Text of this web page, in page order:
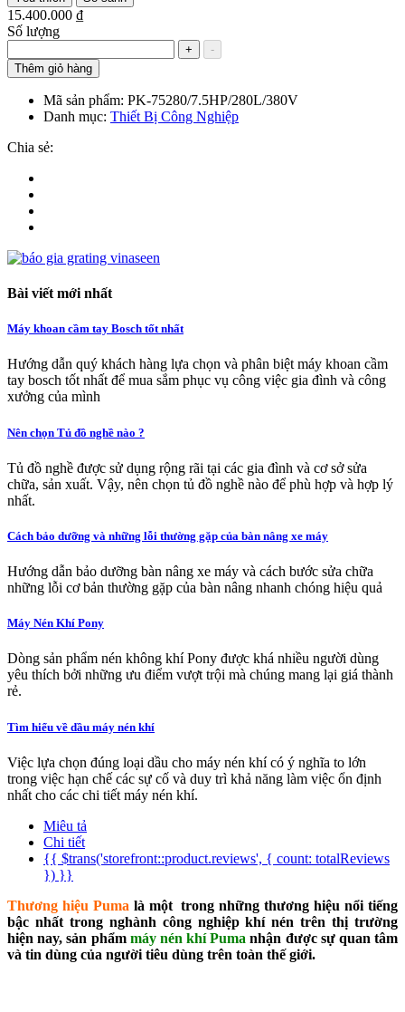
15.400.000 ₫
Số lượng
+
-
Thêm giỏ hàng
Mã sản phẩm: PK-75280/7.5HP/280L/380V
Danh mục: Thiết Bị Công Nghiệp
Chia sẻ:
Bài viết mới nhất
Máy khoan cầm tay Bosch tốt nhất
Hướng dẫn quý khách hàng lựa chọn và phân biệt máy khoan cầm
tay bosch tốt nhất để mua sắm phục vụ công việc gia đình và công
xưởng của mình
Nên chọn Tủ đồ nghề nào ?
Tủ đồ nghề được sử dụng rộng rãi tại các gia đình và cơ sở sửa
chữa, sản xuất. Vậy, nên chọn tủ đồ nghề nào để phù hợp và hợp lý
nhất.
Cách bảo dưỡng và những lỗi thường gặp của bàn nâng xe máy
Hướng dẫn bảo dưỡng bàn nâng xe máy và cách bước sửa chữa
những lỗi cơ bản thường gặp của bàn nâng nhanh chóng hiệu quả
Máy Nén Khí Pony
Dòng sản phẩm nén không khí Pony được khá nhiều người dùng
yêu thích bởi những ưu điểm vượt trội mà chúng mang lại giá thành
rẻ.
Tìm hiểu về dầu máy nén khí
Việc lựa chọn đúng loại dầu cho máy nén khí có ý nghĩa to lớn
trong việc hạn chế các sự cố và duy trì khả năng làm việc ổn định
nhất cho các chi tiết máy nén khí.
Miêu tả
Chi tiết
{{ $trans('storefront::product.reviews', { count: totalReviews
}) }}
Thương hiệu Puma là một trong những thương hiệu nổi tiếng
bậc nhất trong nghành công nghiệp khí nén trên thị trường
hiện nay, sản phẩm máy nén khí Puma nhận được sự quan tâm
và tin dùng của người tiêu dùng trên toàn thế giới.